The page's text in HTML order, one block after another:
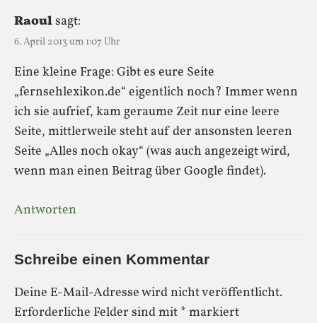
Raoulsagt:
6. April 2013 um 1:07 Uhr
Eine kleine Frage: Gibt es eure Seite
„fernsehlexikon.de“ eigentlich noch? Immer wenn
ich sie aufrief, kam geraume Zeit nur eine leere
Seite, mittlerweile steht auf der ansonsten leeren
Seite „Alles noch okay“ (was auch angezeigt wird,
wenn man einen Beitrag über Google findet).
Antworten
Schreibe einen Kommentar
Deine E-Mail-Adresse wird nicht veröffentlicht.
Erforderliche Felder sind mit * markiert